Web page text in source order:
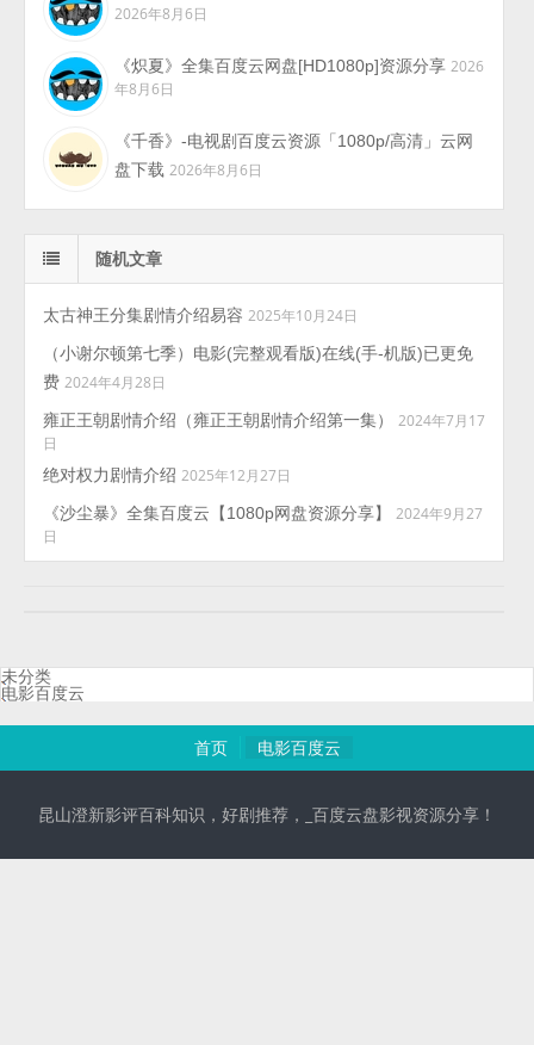
2026年8月6日
《炽夏》全集百度云网盘[HD1080p]资源分享 2026
年8月6日
《千香》-电视剧百度云资源「1080p/高清」云网
盘下载 2026年8月6日
随机文章
太古神王分集剧情介绍易容 2025年10月24日
（小谢尔顿第七季）电影(完整观看版)在线(手-机版)已更免
费 2024年4月28日
雍正王朝剧情介绍（雍正王朝剧情介绍第一集）
2024年7月17
日
绝对权力剧情介绍 2025年12月27日
《沙尘暴》全集百度云【1080p网盘资源分享】
2024年9月27
日
未分类
电影百度云
首页 电影百度云
昆山澄新影评百科知识，好剧推荐，_百度云盘影视资源分享！